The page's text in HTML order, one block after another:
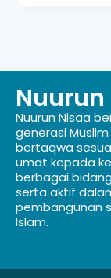
Nuurun Nisaa
generasi
bertaqwa
umat kepada
berbagai
serta aktif
pembangunan
Islam.